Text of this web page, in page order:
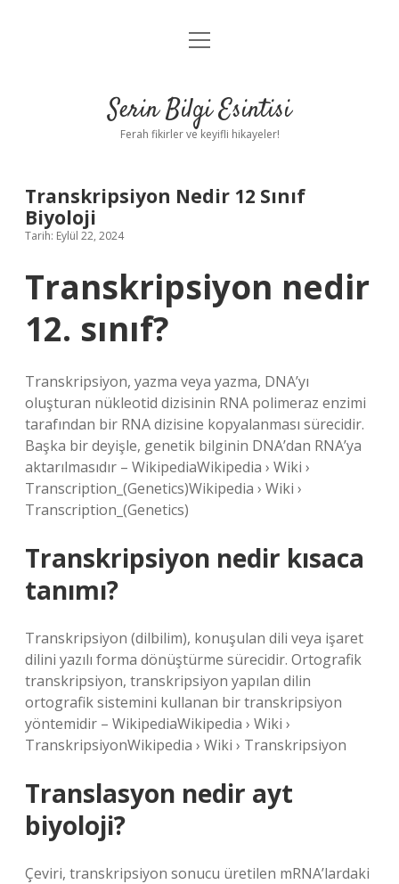
Anasayfa
Yasal Uyarı
menüyü
Serin Bilgi Esintisi
Ferah fikirler ve keyifli hikayeler!
Transkripsiyon Nedir 12 Sınıf
Biyoloji
Tarih: Eylül 22, 2024
Transkripsiyon nedir
12. sınıf?
Transkripsiyon, yazma veya yazma, DNA’yı
oluşturan nükleotid dizisinin RNA polimeraz enzimi
tarafından bir RNA dizisine kopyalanması sürecidir.
Başka bir deyişle, genetik bilginin DNA’dan RNA’ya
aktarılmasıdır – WikipediaWikipedia › Wiki ›
Transcription_(Genetics)Wikipedia › Wiki ›
Transcription_(Genetics)
Transkripsiyon nedir kısaca
tanımı?
Transkripsiyon (dilbilim), konuşulan dili veya işaret
dilini yazılı forma dönüştürme sürecidir. Ortografik
transkripsiyon, transkripsiyon yapılan dilin
ortografik sistemini kullanan bir transkripsiyon
yöntemidir – WikipediaWikipedia › Wiki ›
TranskripsiyonWikipedia › Wiki › Transkripsiyon
Translasyon nedir ayt
biyoloji?
Çeviri, transkripsiyon sonucu üretilen mRNA’lardaki